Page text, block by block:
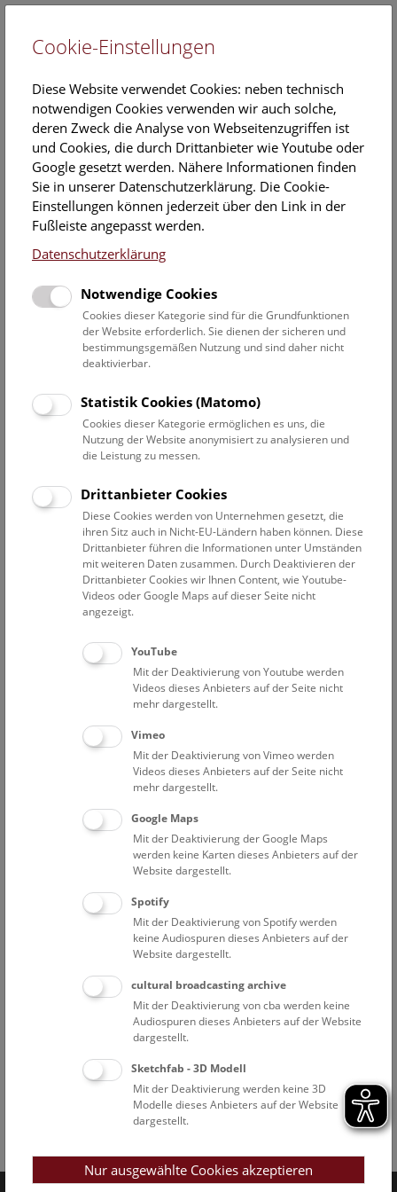
EN
Veranstaltungskalender
Informationen zu Gruppen,- Kindergarten- und
Schulprogrammen finden Siehier
Datumsfilter
1.7.2022
Datum auswählen
Erweiterte Suche
Filter zurücksetzen
1. Juli 2022
Bisher keine Ergebnisse. Dienstags ist das NHM Wien
in der Regel geschlossen. Ausnahmen finden sie
Eine Nacht im Museum
Cookie-Einstellungen
Diese Website verwendet Cookies: neben technisch
notwendigen Cookies verwenden wir auch solche,
deren Zweck die Analyse von Webseitenzugriffen ist
und Cookies, die durch Drittanbieter wie Youtube oder
Google gesetzt werden. Nähere Informationen finden
Sie in unserer Datenschutzerklärung. Die Cookie-
Einstellungen können jederzeit über den Link in der
Fußleiste angepasst werden.
Datenschutzerklärung
Notwendige Cookies
Cookies dieser Kategorie sind für die Grundfunktionen
der Website erforderlich. Sie dienen der sicheren und
bestimmungsgemäßen Nutzung und sind daher nicht
deaktivierbar.
Statistik Cookies (Matomo)
Cookies dieser Kategorie ermöglichen es uns, die
Nutzung der Website anonymisiert zu analysieren und
die Leistung zu messen.
Drittanbieter Cookies
Diese Cookies werden von Unternehmen gesetzt, die
ihren Sitz auch in Nicht-EU-Ländern haben können. Diese
Drittanbieter führen die Informationen unter Umständen
mit weiteren Daten zusammen. Durch Deaktivieren der
Drittanbieter Cookies wir Ihnen Content, wie Youtube-
Videos oder Google Maps auf dieser Seite nicht
angezeigt.
YouTube
Mit der Deaktivierung von Youtube werden
Videos dieses Anbieters auf der Seite nicht
mehr dargestellt.
Vimeo
Mit der Deaktivierung von Vimeo werden
Videos dieses Anbieters auf der Seite nicht
mehr dargestellt.
Google Maps
Mit der Deaktivierung der Google Maps
werden keine Karten dieses Anbieters auf der
Website dargestellt.
Spotify
Mit der Deaktivierung von Spotify werden
keine Audiospuren dieses Anbieters auf der
Website dargestellt.
cultural broadcasting archive
Mit der Deaktivierung von cba werden keine
Audiospuren dieses Anbieters auf der Website
dargestellt.
Sketchfab - 3D Modell
Mit der Deaktivierung werden keine 3D
Modelle dieses Anbieters auf der Website
dargestellt.
Nur ausgewählte Cookies akzeptieren